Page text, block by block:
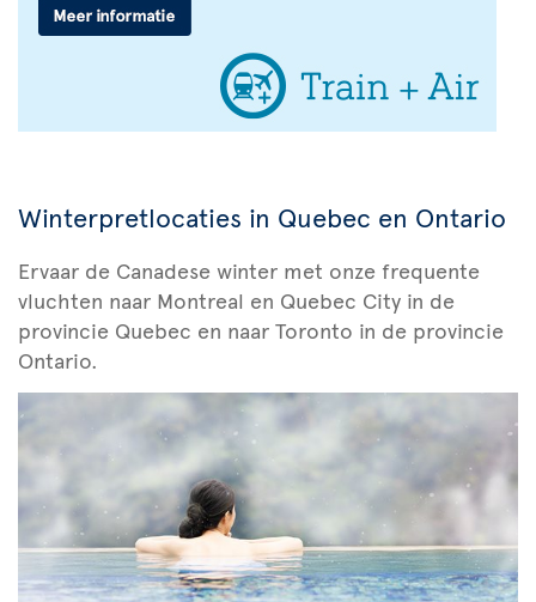
Winterpretlocaties in Quebec en Ontario
Ervaar de Canadese winter met onze frequente
vluchten naar Montreal en Quebec City in de
provincie Quebec en naar Toronto in de provincie
Ontario.